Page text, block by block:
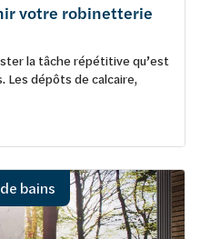
votre robinetterie
la tâche répétitive qu’est
Les dépôts de calcaire,
bains